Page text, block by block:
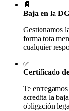
📄
Baja en la
Gestionamos
forma
cualquier
✅
Certificado
Te
acredita la
obligación